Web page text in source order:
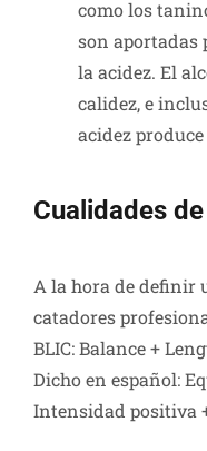
como los
son aportadas
la acidez. El
calidez, e
acidez
Cualidades
A la hora de definir
catadores
BLIC: Balance +
Dicho en español:
Intensidad positiva